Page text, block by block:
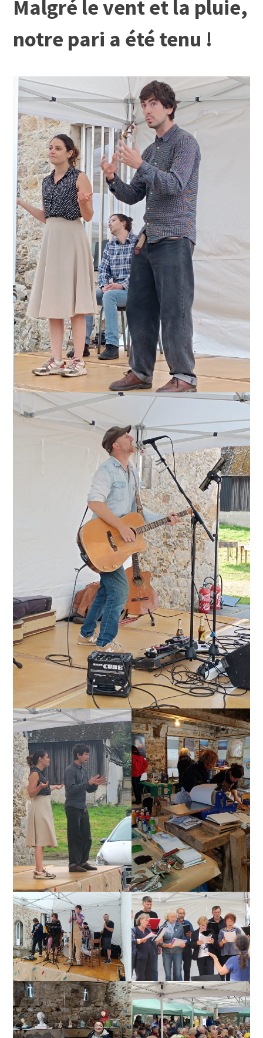
Malgré le vent et la pluie,
notre pari a été tenu !